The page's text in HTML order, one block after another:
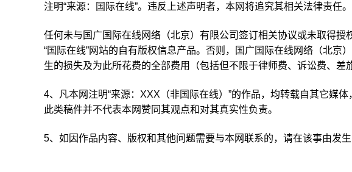
注明“来源：国际在线”。违反上述声明者，本网将追究其相关法律责任。
任何未与国广国际在线网络（北京）有限公司签订相关协议或未取得授
“国际在线”网站的自有版权信息产品。否则，国广国际在线网络（北京
生的损失及为此所花费的全部费用（包括但不限于律师费、诉讼费、差
4、凡本网注明“来源：XXX（非国际在线）”的作品，均转载自其它媒
此类稿件并不代表本网赞同其观点和对其真实性负责。
5、如因作品内容、版权和其他问题需要与本网联系的，请在该事由发生